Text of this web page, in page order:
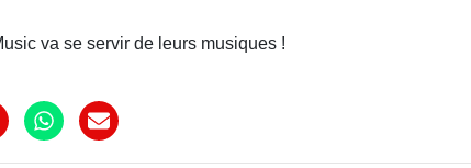
va se servir de leurs musiques !